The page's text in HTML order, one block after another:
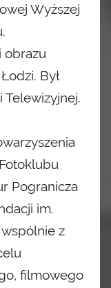
Wyższej
obrazu
Był
Telewizyjnej.
Pogranicza
im.
wspólnie z
filmowego